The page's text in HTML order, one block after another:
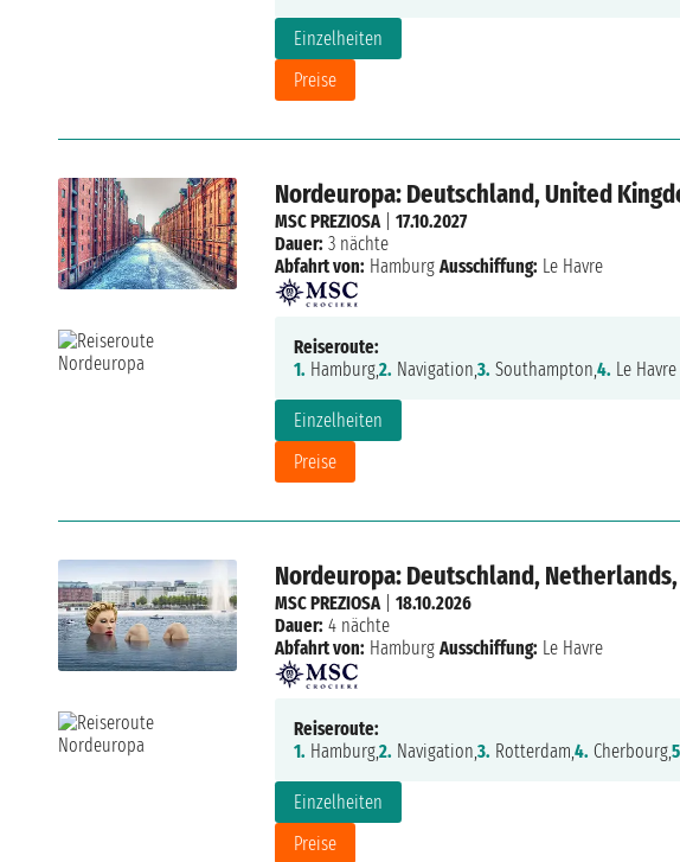
Einzelheiten
Preise
Nordeuropa: Deutschland, United
Einzelheiten
Preise
MSC PREZIOSA |17.10.2027
Dauer: 3 nächte
Abfahrt von: Hamburg Ausschiffung: Le Havre
Reiseroute:
1. Hamburg,2. Navigation,3. Southampton,4. Le Havre
Nordeuropa: Deutschland, Netherlands,
Einzelheiten
Preise
MSC PREZIOSA |18.10.2026
Dauer: 4 nächte
Abfahrt von: Hamburg Ausschiffung: Le Havre
Reiseroute:
1. Hamburg,2. Navigation,3. Rotterdam,4. Cherbourg,